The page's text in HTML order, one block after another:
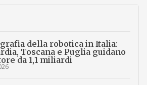
della robotica in Italia:
Toscana e Puglia guidano
da 1,1 miliardi